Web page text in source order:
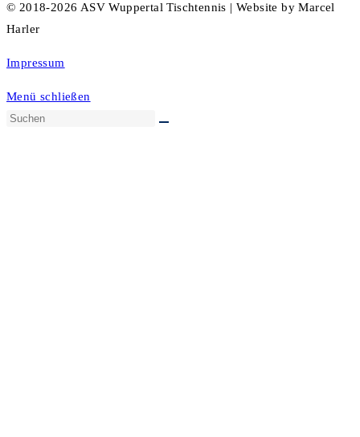
© 2018-2026 ASV Wuppertal Tischtennis | Website by Marcel
Harler
Impressum
Menü schließen